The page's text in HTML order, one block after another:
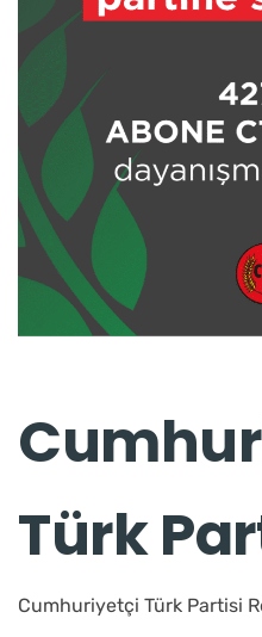
Türk
Cumhuriyetçi Türk Partisi